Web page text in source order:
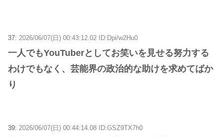
37: 2026/06/07(日) 00:43:12.02 ID:Dpi/w2Hu0
一人でもYouTuberとしてお笑いを見せる努力する
わけでもなく、芸能界の政治的な助けを求めてばか
り
39: 2026/06/07(日) 00:44:14.08 ID:GSZ9TX7h0